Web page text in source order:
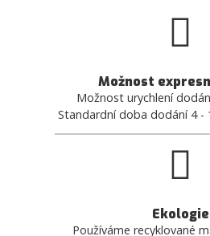
Možnost
Možnost urychlení
Standardní doba dodání 4 -
Ekologie
Používáme recyklované